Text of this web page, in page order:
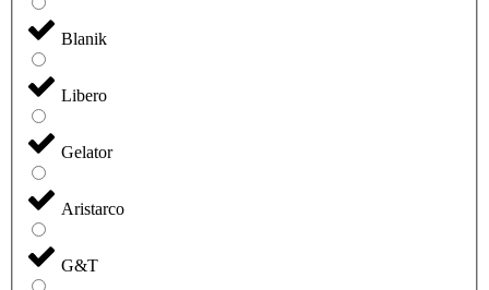
Blanik
Libero
Gelator
Aristarco
G&T